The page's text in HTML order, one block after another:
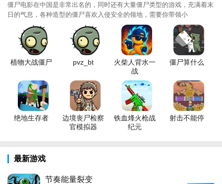
僵尸电影在中国是非常出名的，同时还有大量僵尸类型的游戏，充满着末
日的气息，各种造型的僵尸喜欢入侵安全的领地，需要你带领小
植物大战僵尸 pvz_bt
火柴人背水一
战
僵尸算什么
绝地生存者
边境丧尸检察
官模拟器
铁血烽火枪战
纪元
射击不能停
最新游戏
节奏能量裂变